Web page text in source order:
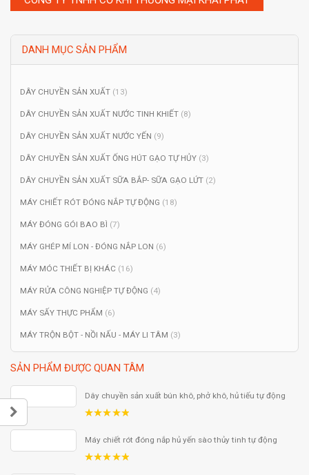
DANH MỤC SẢN PHẨM
DÂY CHUYỀN SẢN XUẤT (13)
DÂY CHUYỀN SẢN XUẤT NƯỚC TINH KHIẾT (8)
DÂY CHUYỀN SẢN XUẤT NƯỚC YẾN (9)
DÂY CHUYỀN SẢN XUẤT ỐNG HÚT GẠO TỰ HỦY (3)
DÂY CHUYỀN SẢN XUẤT SỮA BẮP- SỮA GẠO LỨT (2)
MÁY CHIẾT RÓT ĐÓNG NẮP TỰ ĐỘNG (18)
MÁY ĐÓNG GÓI BAO BÌ (7)
MÁY GHÉP MÍ LON - ĐÓNG NẮP LON (6)
MÁY MÓC THIẾT BỊ KHÁC (16)
MÁY RỬA CÔNG NGHIỆP TỰ ĐỘNG (4)
MÁY SẤY THỰC PHẨM (6)
MÁY TRỘN BỘT - NỒI NẤU - MÁY LI TÂM (3)
SẢN PHẨM ĐƯỢC QUAN TÂM
Dây chuyền sản xuất bún khô, phở khô, hủ tiếu tự động
Máy chiết rót đóng nắp hủ yến sào thủy tinh tự động